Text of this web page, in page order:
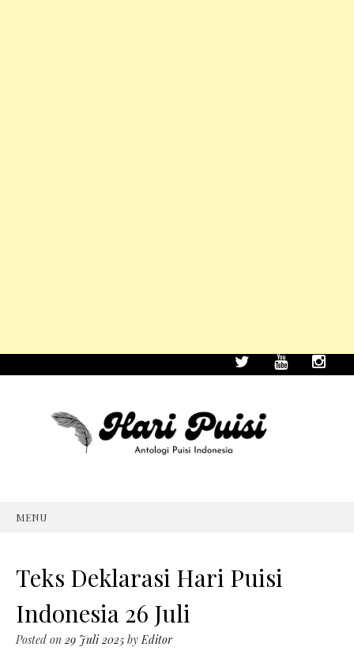
MENU
Teks Deklarasi Hari Puisi
Indonesia 26 Juli
Posted on 29 Juli 2025 byEditor